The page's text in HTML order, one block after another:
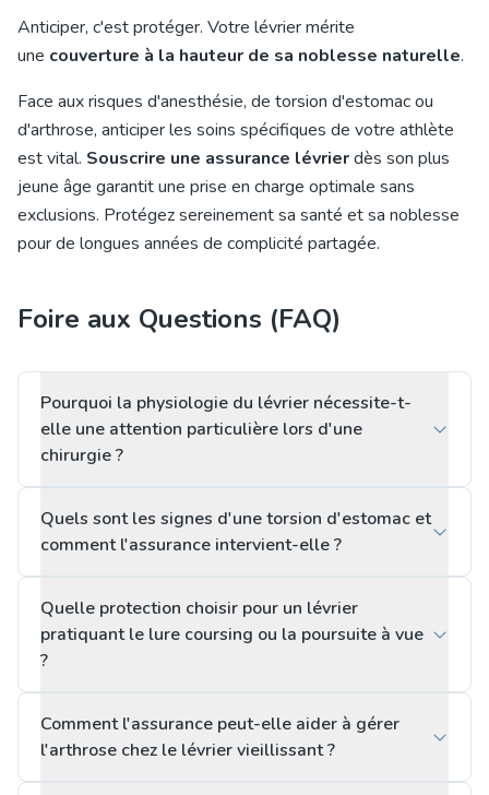
Anticiper, c'est protéger. Votre lévrier mérite
une couverture à la hauteur de sa noblesse naturelle.
Face aux risques d'anesthésie, de torsion d'estomac ou
d'arthrose, anticiper les soins spécifiques de votre athlète
est vital. Souscrire une assurance lévrierdès son plus
jeune âge garantit une prise en charge optimale sans
exclusions. Protégez sereinement sa santé et sa noblesse
pour de longues années de complicité partagée.
Foire aux Questions (FAQ)
Pourquoi la physiologie du lévrier nécessite-t-
elle une attention particulière lors d'une
chirurgie ?
Quels sont les signes d'une torsion d'estomac et
comment l'assurance intervient-elle ?
Quelle protection choisir pour un lévrier
pratiquant le lure coursing ou la poursuite à vue
?
Comment l'assurance peut-elle aider à gérer
l'arthrose chez le lévrier vieillissant ?